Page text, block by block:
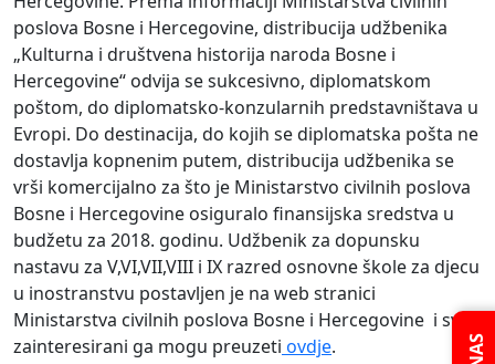
poslova Bosne i Hercegovine, distribucija udžbenika
„Kulturna i društvena historija naroda Bosne i
Hercegovine“ odvija se sukcesivno, diplomatskom
poštom, do diplomatsko-konzularnih predstavništava u
Evropi. Do destinacija, do kojih se diplomatska pošta ne
dostavlja kopnenim putem, distribucija udžbenika se
vrši komercijalno za što je Ministarstvo civilnih poslova
Bosne i Hercegovine osiguralo finansijska sredstva u
budžetu za 2018. godinu. Udžbenik za dopunsku
nastavu za V,VI,VII,VIII i IX razred osnovne škole za djecu
u inostranstvu postavljen je na web stranici
Ministarstva civilnih poslova Bosne i Hercegovine i svi
zainteresirani ga mogu preuzeti ovdje.